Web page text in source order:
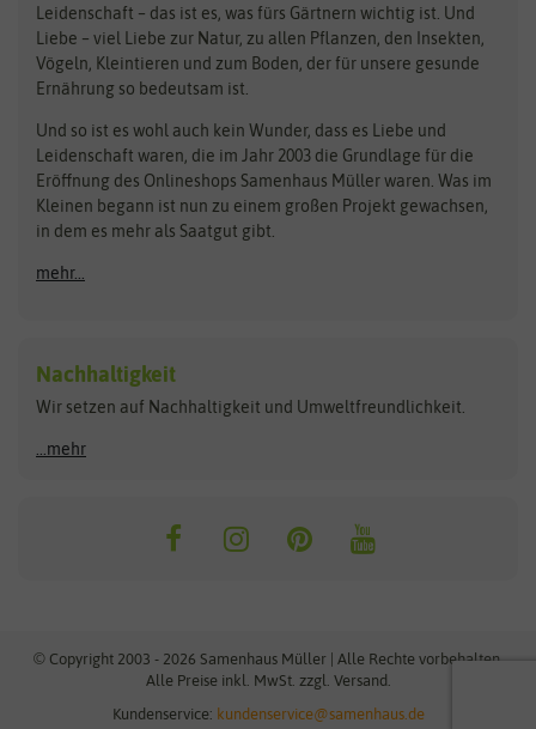
Obstsamen
Pilzbrut
Rasensamen
Steckzwiebeln
Zimmer & Kübelpflanzen
Kataloge
Schnäppchen
Anzucht & Gartenzubehör
Anzuchtschalen
Heizmatte & Heizkabel
Kokos-Quelltabletten
Zimmergewächshaus
Maissamen
Paprikasamen
Bingenheimer Saatgut
Bionana
BIOWOL
Blumicorn
Bûten Birds
Carl Pabst
Dürr-Samen
Feldsaaten Freudenberger
Fertil
Flora Elite
Florissa
Flortis
Franchi Sementi
Greenline
Hortitops
JUB Holland
Küpper
Ladbrooke Soil Blockers
Leidenschaft – das ist es, was fürs Gärtnern wichtig ist. Und
Liebe – viel Liebe zur Natur, zu allen Pflanzen, den Insekten,
Vögeln, Kleintieren und zum Boden, der für unsere gesunde
Ernährung so bedeutsam ist.
Und so ist es wohl auch kein Wunder, dass es Liebe und
Leidenschaft waren, die im Jahr 2003 die Grundlage für die
Eröffnung des Onlineshops Samenhaus Müller waren. Was im
Kleinen begann ist nun zu einem großen Projekt gewachsen,
in dem es mehr als Saatgut gibt.
mehr...
Nachhaltigkeit
Wir setzen auf Nachhaltigkeit und Umweltfreundlichkeit.
...mehr
© Copyright 2003 - 2026 Samenhaus Müller | Alle Rechte vorbehalten.
Alle Preise inkl. MwSt. zzgl. Versand.
Kundenservice: kundenservice@samenhaus.de